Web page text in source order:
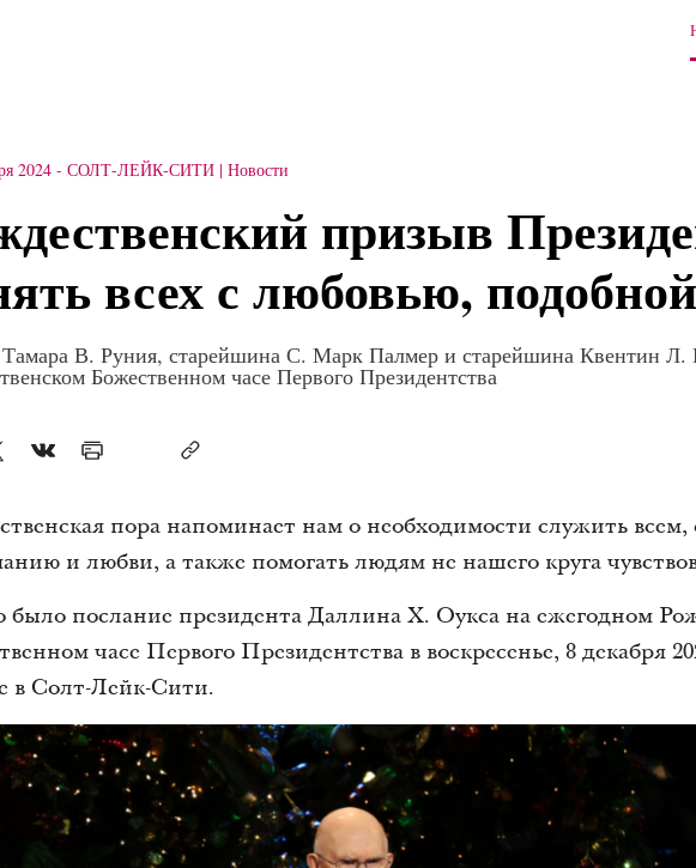
2024 - СОЛТ-ЛЕЙК-СИТИ Новости
призыв
всех с любовью,
Тамара В. Руния, старейшина С. Марк Палмер и старейшина Квентин Л.
Божественном часе Первого Президентства
пора напоминает нам о необходимости служить всем,
и любви, а также помогать людям не нашего круга
было послание президента Даллина Х. Оукса на ежегодном
часе Первого Президентства в воскресенье, 8 декабря
в Солт-Лейк-Сити.